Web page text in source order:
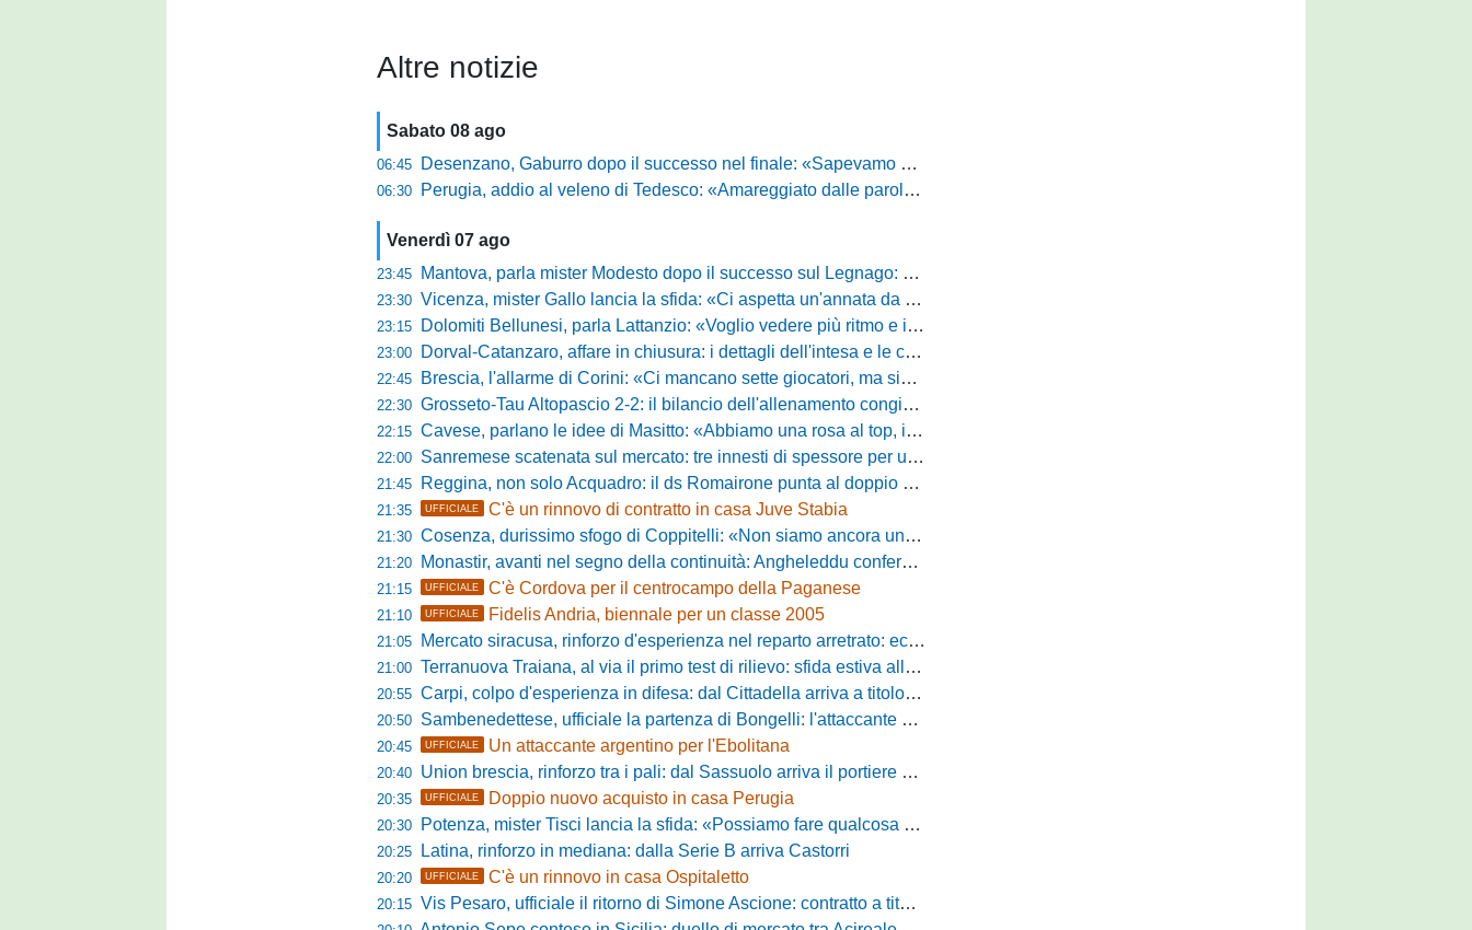
Altre notizie
Sabato 08 ago
06:45 Desenzano, Gaburro dopo il successo nel finale: «Sapevamo che avremmo sofferto, ma si è vista la voglia di vincere»
06:30 Perugia, addio al veleno di Tedesco: «Amareggiato dalle parole di Alessandro Gaucci, mi hanno ferito umanamente»
Venerdì 07 ago
23:45 Mantova, parla mister Modesto dopo il successo sul Legnago: "Buona tenuta nervosa, ma dobbiamo migliorare"
23:30 Vicenza, mister Gallo lancia la sfida: «Ci aspetta un'annata da protagonisti in B, ma qui nessuno ha il posto fisso»
23:15 Dolomiti Bellunesi, parla Lattanzio: «Voglio vedere più ritmo e intensità, dobbiamo lasciare tutto sul campo»
23:00 Dorval-Catanzaro, affare in chiusura: i dettagli dell'intesa e le cifre dell'operazione
22:45 Brescia, l'allarme di Corini: «Ci mancano sette giocatori, ma siamo una squadra forte»
22:30 Grosseto-Tau Altopascio 2-2: il bilancio dell'allenamento congiunto e la risposta dei nuovi arrivi
22:15 Cavese, parlano le idee di Masitto: «Abbiamo una rosa al top, il pubblico del Lamberti ci spingerà lontano»
22:00 Sanremese scatenata sul mercato: tre innesti di spessore per un attacco da sogni
21:45 Reggina, non solo Acquadro: il ds Romairone punta al doppio colpo Baldan-Volpicelli
21:35 UFFICIALE C'è un rinnovo di contratto in casa Juve Stabia
21:30 Cosenza, durissimo sfogo di Coppitelli: «Non siamo ancora una squadra, ora serve tirare una riga!»
21:20 Monastir, avanti nel segno della continuità: Angheleddu confermato in panchina, in attacco arriva Loru
21:15 UFFICIALE C'è Cordova per il centrocampo della Paganese
21:10 UFFICIALE Fidelis Andria, biennale per un classe 2005
21:05 Mercato siracusa, rinforzo d'esperienza nel reparto arretrato: ecco Orlando
21:00 Terranuova Traiana, al via il primo test di rilievo: sfida estiva allo Zecchini con il Grosseto
20:55 Carpi, colpo d'esperienza in difesa: dal Cittadella arriva a titolo definitivo Riccardo Gatti
20:50 Sambenedettese, ufficiale la partenza di Bongelli: l'attaccante passa in Serie D
20:45 UFFICIALE Un attaccante argentino per l'Ebolitana
20:40 Union brescia, rinforzo tra i pali: dal Sassuolo arriva il portiere Gioele Zacchi
20:35 UFFICIALE Doppio nuovo acquisto in casa Perugia
20:30 Potenza, mister Tisci lancia la sfida: «Possiamo fare qualcosa di storico e regalarci la trasferta a Genova»
20:25 Latina, rinforzo in mediana: dalla Serie B arriva Castorri
20:20 UFFICIALE C'è un rinnovo in casa Ospitaletto
20:15 Vis Pesaro, ufficiale il ritorno di Simone Ascione: contratto a titolo definitivo fino al 2029